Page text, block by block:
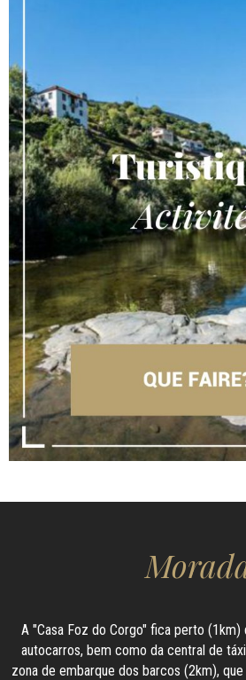
A "Casa Foz do Corgo" fica perto
autocarros, bem como da central de
zona de embarque dos barcos (2km),